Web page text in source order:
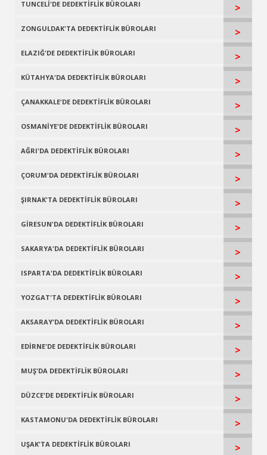
TUNCELİ'DE DEDEKTİFLİK BÜROLARI >
ZONGULDAK'TA DEDEKTİFLİK BÜROLARI >
ELAZIĞ'DE DEDEKTİFLİK BÜROLARI >
KÜTAHYA'DA DEDEKTİFLİK BÜROLARI >
ÇANAKKALE'DE DEDEKTİFLİK BÜROLARI >
OSMANİYE'DE DEDEKTİFLİK BÜROLARI >
AĞRI'DA DEDEKTİFLİK BÜROLARI >
ÇORUM'DA DEDEKTİFLİK BÜROLARI >
ŞIRNAK'TA DEDEKTİFLİK BÜROLARI >
GİRESUN'DA DEDEKTİFLİK BÜROLARI >
SAKARYA'DA DEDEKTİFLİK BÜROLARI >
ISPARTA'DA DEDEKTİFLİK BÜROLARI >
YOZGAT'TA DEDEKTİFLİK BÜROLARI >
AKSARAY'DA DEDEKTİFLİK BÜROLARI >
EDİRNE'DE DEDEKTİFLİK BÜROLARI >
MUŞ'DA DEDEKTİFLİK BÜROLARI >
DÜZCE'DE DEDEKTİFLİK BÜROLARI >
KASTAMONU'DA DEDEKTİFLİK BÜROLARI >
UŞAK'TA DEDEKTİFLİK BÜROLARI >